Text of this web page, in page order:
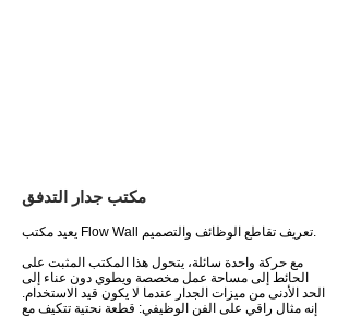
مكتب جدار التدفق
مع حركة واحدة سائلة، يتحول هذا المكتب المثبت على
الحائط إلى مساحة عمل مخصصة ويطوي دون عناء إلى
الحد الأدنى من ميزات الجدار عندما لا يكون قيد الاستخدام.
إنه مثال راقي على الفن الوظيفي: قطعة نحتية تتكيف مع